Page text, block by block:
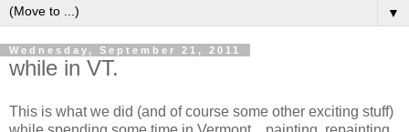
▼
Wednesday, September 21, 2011
while in VT.
This is what we did (and of course some other exciting stuff)